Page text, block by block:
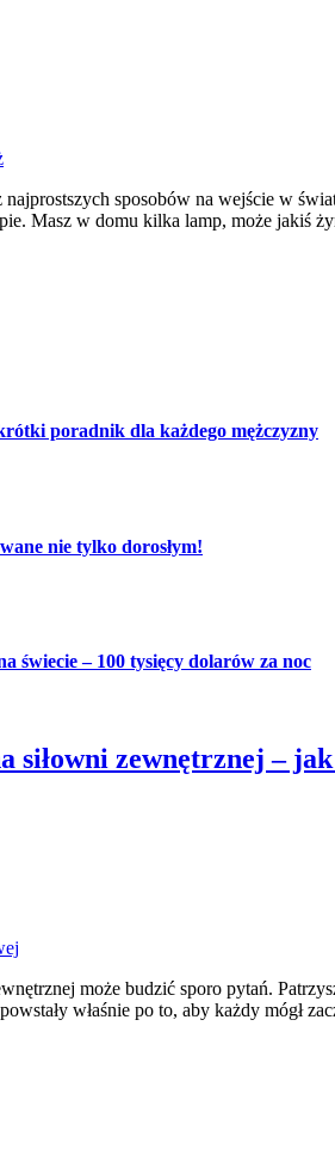
sposobów na wejście w
Masz w domu kilka lamp, może jakiś
poradnik dla każdego mężczyzny
nie tylko dorosłym!
świecie – 100 tysięcy dolarów za noc
siłowni zewnętrznej – jak
może budzić sporo pytań.
właśnie po to, aby każdy mógł